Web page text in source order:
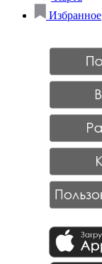
Избранное